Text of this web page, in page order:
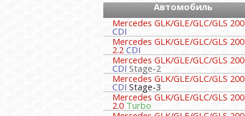
Автомобиль
Mercedes GLK/GLE/GLC/GLS 200
CDI
Mercedes GLK/GLE/GLC/GLS 200
2.2 CDI
Mercedes GLK/GLE/GLC/GLS 200
CDI Stage-2
Mercedes GLK/GLE/GLC/GLS 200
CDI Stage-3
Mercedes GLK/GLE/GLC/GLS 200
2.0 Turbo